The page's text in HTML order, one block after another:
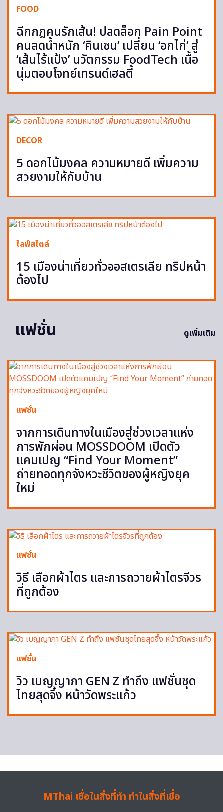
FOOD
ฉีกกฎคนรักเส้น! ปลดล็อก Pain Point
คนลดน้ำหนัก ‘คินเซน’ เปลี่ยน ‘อกไก่’ สู่
‘เส้นไร้แป้ง’ นวัตกรรม FoodTech เนื้อ
นุ่มตอบโจทย์เทรนด์เฮลตี้
DECOR
5 ดอกไม้มงคล ความหมายดี เพิ่มความ
สวยงามให้กับบ้าน
ไลฟ์สไตล์
15 เมืองน่าเที่ยวทั่วออสเตรเลีย ทริปหน้า
ต้องไป
แฟชั่น ดูเพิ่มเติม
แฟชั่น
จากการเดินทางในเมืองสู่ช่วงเวลาแห่ง
การพักผ่อน MOSSDOOM เปิดตัว
แคมเปญ “Find Your Moment”
ถ่ายทอดทุกจังหวะชีวิตของผู้หญิงยุค
ใหม่
แฟชั่น
วิธี เลือกผ้าไตร และการถวายผ้าไตรจีวร
ที่ถูกต้อง
แฟชั่น
วิว เบญญาภา GEN Z ทำถึง แฟชั่นชุด
ไทยสุดจึ้ง หน้าวัดพระแก้ว
MThai เชื่อในสิ่งที่ทำ ทำในสิ่งที่เชื่อ